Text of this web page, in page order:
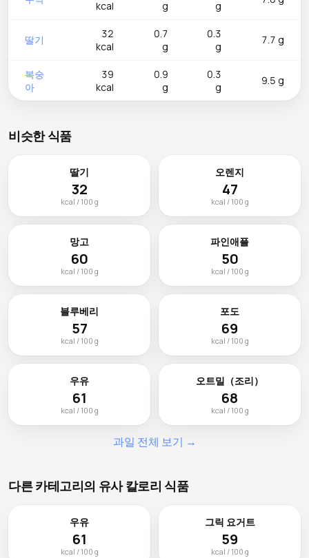
kcal g g
딸기
32
kcal
0.7
g
0.3
g
7.7 g
복숭
아
39
kcal
0.9
g
0.3
g
9.5 g
비슷한 식품
딸기
32
kcal / 100 g
오렌지
47
kcal / 100 g
망고
60
kcal / 100 g
파인애플
50
kcal / 100 g
블루베리
57
kcal / 100 g
포도
69
kcal / 100 g
우유
61
kcal / 100 g
오트밀（조리）
68
kcal / 100 g
과일 전체 보기 →
다른 카테고리의 유사 칼로리 식품
우유
61
kcal / 100 g
그릭 요거트
59
kcal / 100 g